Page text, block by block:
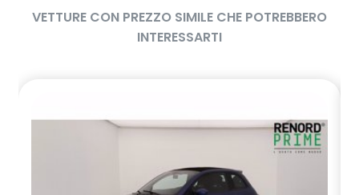
VETTURE CON PREZZO SIMILE CHE POTREBBERO
INTERESSARTI